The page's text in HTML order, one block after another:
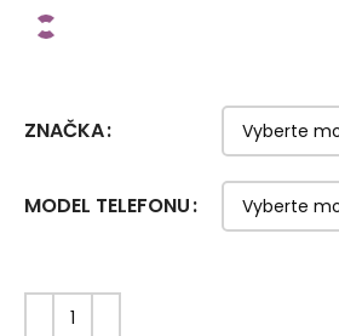
ZNAČKA
MODEL TELEFONU